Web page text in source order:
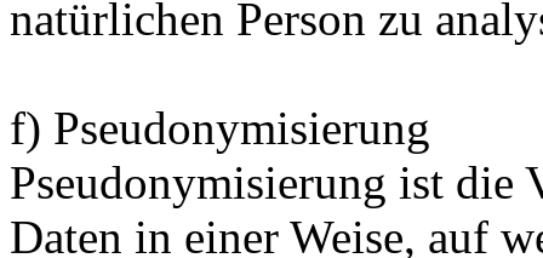
natürlichen Person zu
f) Pseudonymisierung
Pseudonymisierung ist die
Daten in einer Weise, auf